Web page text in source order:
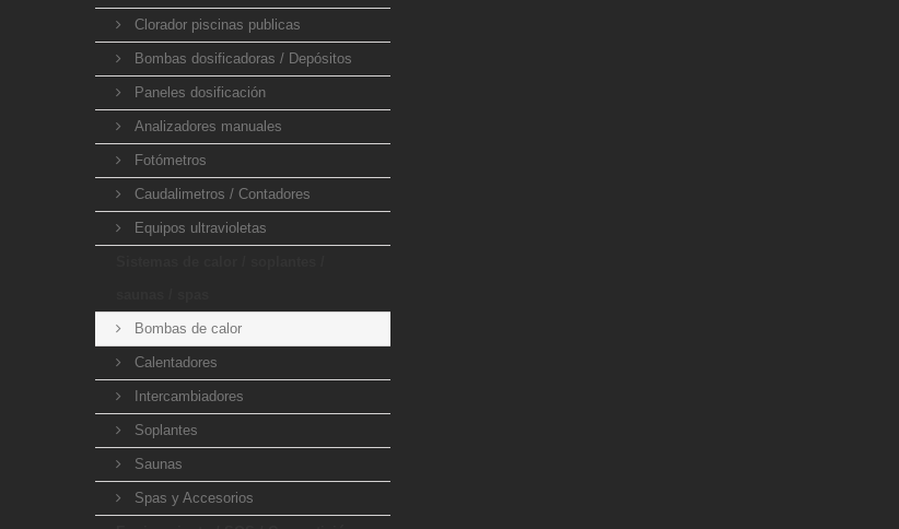
Clorador piscinas publicas
Bombas dosificadoras / Depósitos
Paneles dosificación
Analizadores manuales
Fotómetros
Caudalimetros / Contadores
Equipos ultravioletas
Bombas de calor
Calentadores
Intercambiadores
Soplantes
Saunas
Spas y Accesorios